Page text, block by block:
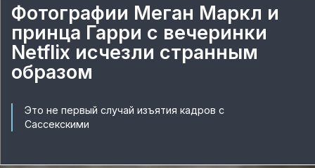
Фотографии Меган Маркл и
принца Гарри с вечеринки
Netflix исчезли странным
образом
Это не первый случай изъятия кадров с
Сассекскими